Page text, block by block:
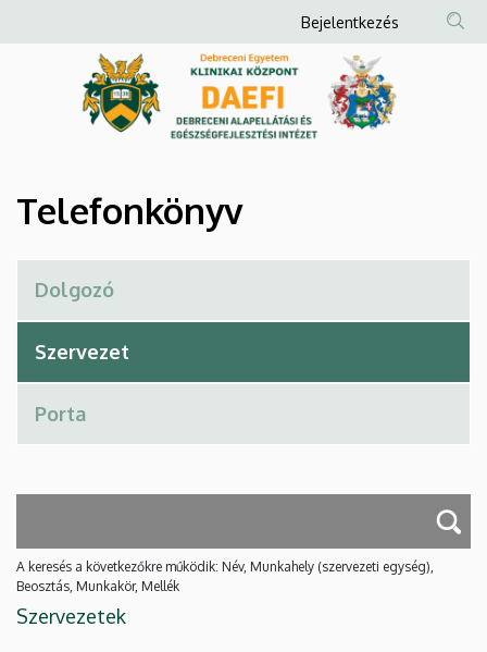
Debreceni
és
Egészségfejlesztési
Intézet
a
Anonim
Felhasználói
fiók
menüje
Bejelentkezés
Telefonkönyv
A keresés a következőkre működik: Név, Munkahely (szervezeti egység),
Beosztás, Munkakör, Mellék
Szervezetek